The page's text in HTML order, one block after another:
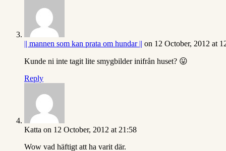
|| mannen som kan prata om hundar || on 12 October, 2012 at
Kunde ni inte tagit lite smygbilder inifrån huset? 😛
Reply
Katta on 12 October, 2012 at 21:58
Wow vad häftigt att ha varit där.